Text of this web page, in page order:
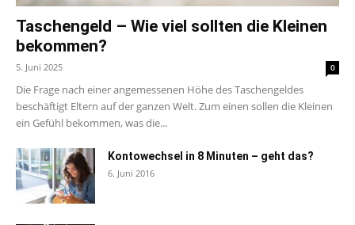
Taschengeld – Wie viel sollten die Kleinen
bekommen?
5. Juni 2025 0
Die Frage nach einer angemessenen Höhe des Taschengeldes
beschäftigt Eltern auf der ganzen Welt. Zum einen sollen die Kleinen
ein Gefühl bekommen, was die...
Kontowechsel in 8 Minuten – geht das?
6. Juni 2016